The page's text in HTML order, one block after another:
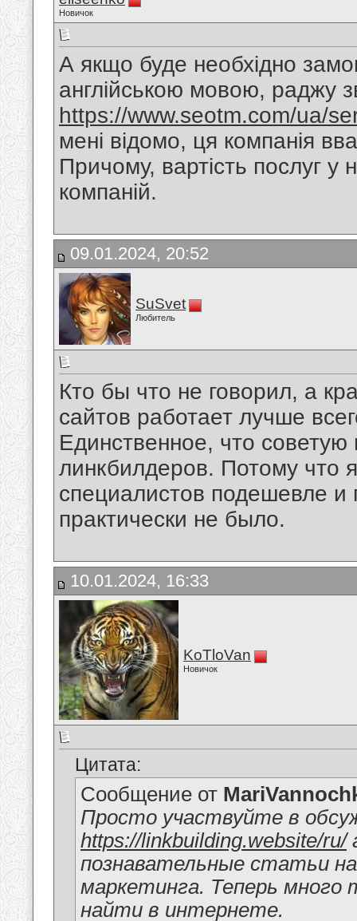
Новичок
А якщо буде необхідно
англійською мовою, раджу
https://www.seotm.com/ua/
мені відомо, ця компанія
Причому, вартість послуг у
компаній.
09.01.2024, 20:52
SuSvet
Любитель
Кто бы что не говорил, а
сайтов работает лучше
Единственное, что
линкбилдеров. Потому что
специалистов подешевле и
практически не было.
10.01.2024, 16:33
KoTloVan
Новичок
Цитата:
Сообщение от
Просто участвуйте в
https://linkbuilding.website/ru/
познавательные статьи
маркетинга. Теперь много
найти в интернете.